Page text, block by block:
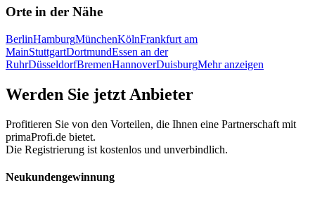
Orte in der Nähe
BerlinHamburgMünchenKölnFrankfurt am
MainStuttgartDortmundEssen an der
RuhrDüsseldorfBremenHannoverDuisburgMehr anzeigen
Werden Sie jetzt Anbieter
Profitieren Sie von den Vorteilen, die Ihnen eine Partnerschaft mit
primaProfi.de bietet.
Die Registrierung ist kostenlos und unverbindlich.
Neukundengewinnung